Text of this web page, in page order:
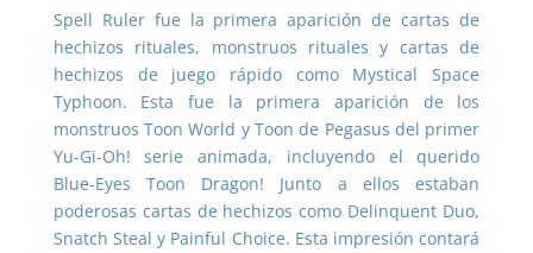
Spell Ruler fue la primera aparición de cartas de
hechizos rituales, monstruos rituales y cartas de
hechizos de juego rápido como Mystical Space
Typhoon. Esta fue la primera aparición de los
monstruos Toon World y Toon de Pegasus del primer
Yu-Gi-Oh! serie animada, incluyendo el querido
Blue-Eyes Toon Dragon! Junto a ellos estaban
poderosas cartas de hechizos como Delinquent Duo,
Snatch Steal y Painful Choice. Esta impresión contará